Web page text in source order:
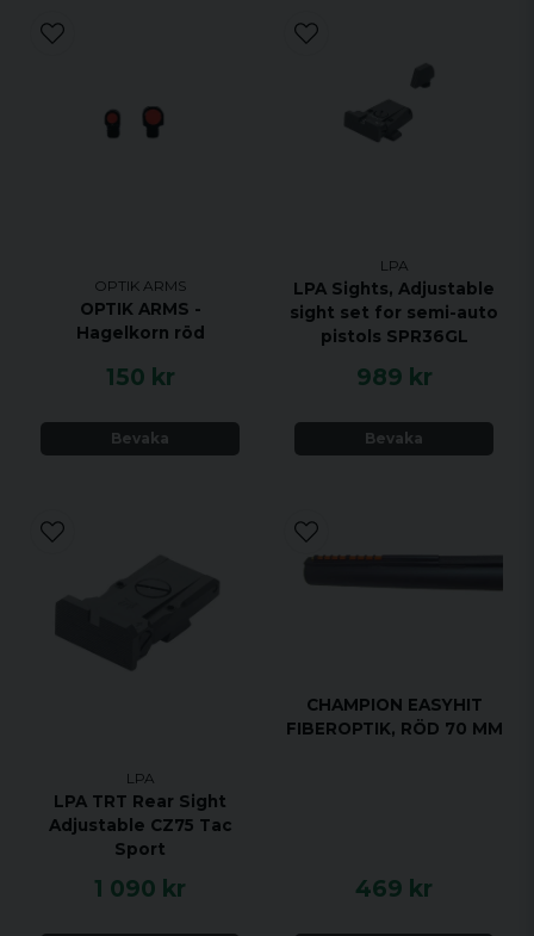
OPTIK ARMS
OPTIK ARMS -
Hagelkorn röd
150 kr
Bevaka
LPA
LPA Sights, Adjustable
sight set for semi-auto
pistols SPR36GL
989 kr
Bevaka
LPA
LPA TRT Rear Sight
Adjustable CZ75 Tac
Sport
1 090 kr
CHAMPION EASYHIT
FIBEROPTIK, RÖD 70 MM
469 kr